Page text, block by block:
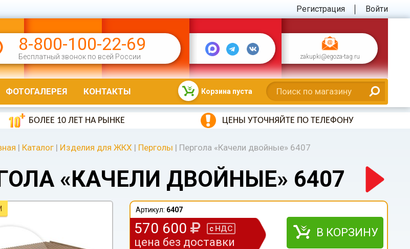
Регистрация Войти
8-800-100-22-69
Бесплатный звонок по всей России zakupki@egoza-tag.ru
ФОТОГАЛЕРЕЯ КОНТАКТЫ Корзина пуста
БОЛЕЕ 10 ЛЕТ НА РЫНКЕ ЦЕНЫ УТОЧНЯЙТЕ ПО ТЕЛЕФОНУ
| Каталог | Изделия для ЖКХ | Перголы | Пергола «Качели двойные» 6407
«КАЧЕЛИ ДВОЙНЫЕ» 6407
Артикул: 6407
570 600 с НДС
цена без доставки
В КОРЗИНУ